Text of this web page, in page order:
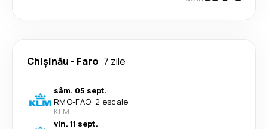
Chișinău - Faro 7 zile
sâm. 05 sept.
RMO-FAO· 2 escale
KLM
vin. 11 sept.